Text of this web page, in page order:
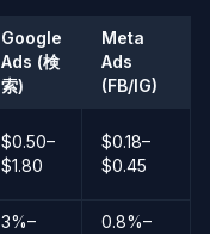
Google
Ads (検
索)
Meta
Ads
(FB/IG)
$0.50–
$1.80
$0.18–
$0.45
3%–
0.8%–